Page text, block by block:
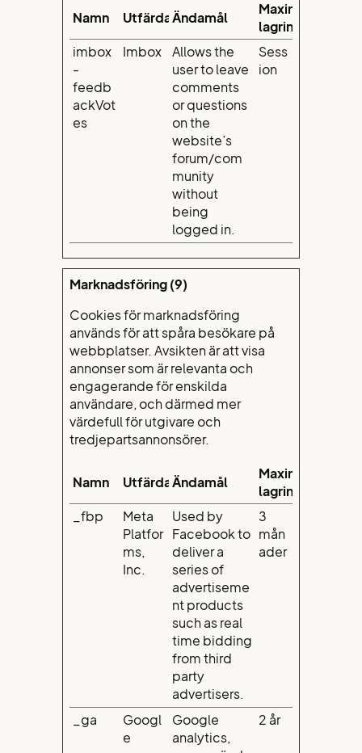
Namn UtfärdareÄndamål
Maximal
lagringstid
imbox
-
feedb
ackVot
es
Imbox
Allows the
user to leave
comments
or questions
on the
website’s
forum/com
munity
without
being
logged in.
Sess
ion
Marknadsföring (9)
Cookies för marknadsföring
används för att spåra besökare på
webbplatser. Avsikten är att visa
annonser som är relevanta och
engagerande för enskilda
användare, och därmed mer
värdefull för utgivare och
tredjepartsannonsörer.
Namn UtfärdareÄndamål
Maximal
lagringstid
_fbp
Meta
Platfor
ms,
Inc.
Used by
Facebook to
deliver a
series of
advertiseme
nt products
such as real
time bidding
from third
party
advertisers.
3
mån
ader
_ga
Googl
e
Google
analytics,
2 år